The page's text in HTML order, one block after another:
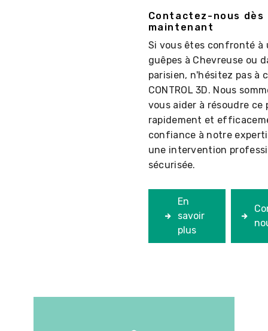
Contactez-nous dès
maintenant
Si vous êtes confronté à
guêpes à Chevreuse ou
parisien, n'hésitez pas à
CONTROL 3D. Nous
vous aider à résoudre ce
rapidement et
confiance à notre
une intervention
sécurisée.
En
savoir
plus